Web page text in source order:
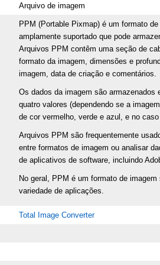
Arquivo de imagem
PPM (Portable Pixmap) é um formato
amplamente suportado que pode
Arquivos PPM contêm uma seção de
formato da imagem, dimensões e
imagem, data de criação e comentários.
Os dados da imagem são
quatro valores (dependendo se a
de cor vermelho, verde e azul, e no
Arquivos PPM são frequentemente
entre formatos de imagem ou analisar
de aplicativos de software, incluindo
No geral, PPM é um formato de
variedade de aplicações.
Total Image Converter